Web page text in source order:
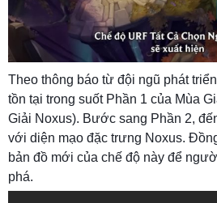
Theo thông báo từ đội ngũ phát
tồn tại trong suốt Phần 1 của Mùa
Giải Noxus). Bước sang Phần 2,
với diện mạo đặc trưng Noxus.
bản đồ mới của chế độ này để
phá.